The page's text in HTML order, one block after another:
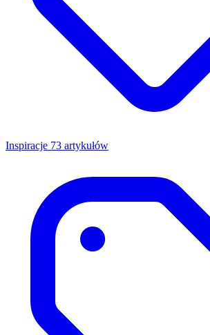
Inspiracje 73 artykułów